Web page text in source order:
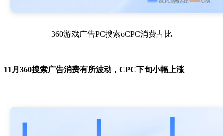
360游戏广告PC搜索oCPC消费占比
11月360搜索广告消费有所波动，CPC下旬小幅上涨